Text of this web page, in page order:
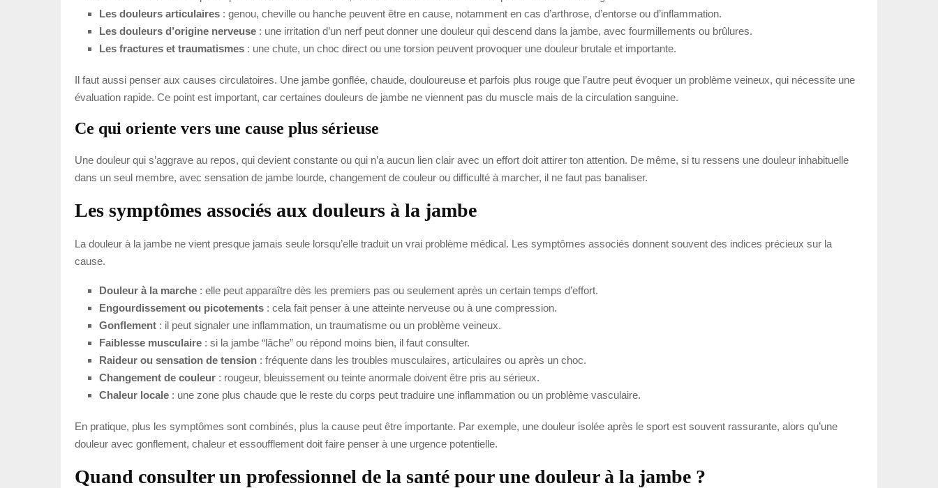
Les douleurs articulaires : genou, cheville ou hanche peuvent être en cause, notamment en cas d’arthrose, d’entorse ou d’inflammation.
Les douleurs d’origine nerveuse : une irritation d’un nerf peut donner une douleur qui descend dans la jambe, avec fourmillements ou brûlures.
Les fractures et traumatismes : une chute, un choc direct ou une torsion peuvent provoquer une douleur brutale et importante.
Il faut aussi penser aux causes circulatoires. Une jambe gonflée, chaude, douloureuse et parfois plus rouge que l’autre peut évoquer un problème veineux, qui nécessite une
évaluation rapide. Ce point est important, car certaines douleurs de jambe ne viennent pas du muscle mais de la circulation sanguine.
Ce qui oriente vers une cause plus sérieuse
Une douleur qui s’aggrave au repos, qui devient constante ou qui n’a aucun lien clair avec un effort doit attirer ton attention. De même, si tu ressens une douleur inhabituelle
dans un seul membre, avec sensation de jambe lourde, changement de couleur ou difficulté à marcher, il ne faut pas banaliser.
Les symptômes associés aux douleurs à la jambe
La douleur à la jambe ne vient presque jamais seule lorsqu’elle traduit un vrai problème médical. Les symptômes associés donnent souvent des indices précieux sur la
cause.
Douleur à la marche : elle peut apparaître dès les premiers pas ou seulement après un certain temps d’effort.
Engourdissement ou picotements : cela fait penser à une atteinte nerveuse ou à une compression.
Gonflement : il peut signaler une inflammation, un traumatisme ou un problème veineux.
Faiblesse musculaire : si la jambe “lâche” ou répond moins bien, il faut consulter.
Raideur ou sensation de tension : fréquente dans les troubles musculaires, articulaires ou après un choc.
Changement de couleur : rougeur, bleuissement ou teinte anormale doivent être pris au sérieux.
Chaleur locale : une zone plus chaude que le reste du corps peut traduire une inflammation ou un problème vasculaire.
En pratique, plus les symptômes sont combinés, plus la cause peut être importante. Par exemple, une douleur isolée après le sport est souvent rassurante, alors qu’une
douleur avec gonflement, chaleur et essoufflement doit faire penser à une urgence potentielle.
Quand consulter un professionnel de la santé pour une douleur à la jambe ?